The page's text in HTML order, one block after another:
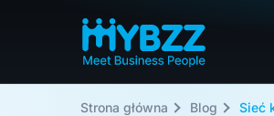
Strona główna Blog Sieć